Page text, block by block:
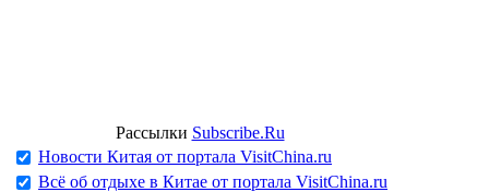
Рассылки Subscribe.Ru
Новости Китая от портала VisitChina.ru
Всё об отдыхе в Китае от портала VisitChina.ru